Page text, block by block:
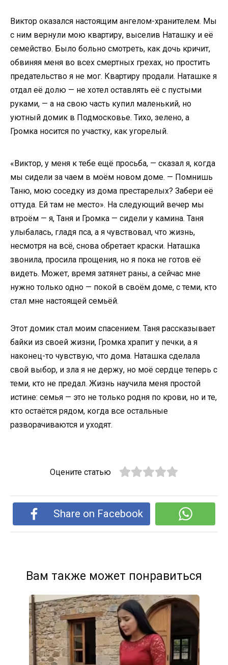
Виктор оказался настоящим ангелом-хранителем. Мы
с ним вернули мою квартиру, выселив Наташку и её
семейство. Было больно смотреть, как дочь кричит,
обвиняя меня во всех смертных грехах, но простить
предательство я не мог. Квартиру продали. Наташке я
отдал её долю — не хотел оставлять её с пустыми
руками, — а на свою часть купил маленький, но
уютный домик в Подмосковье. Тихо, зелено, а
Громка носится по участку, как угорелый.
«Виктор, у меня к тебе ещё просьба, — сказал я, когда
мы сидели за чаем в моём новом доме. — Помнишь
Таню, мою соседку из дома престарелых? Забери её
оттуда. Ей там не место». На следующий вечер мы
втроём — я, Таня и Громка — сидели у камина. Таня
улыбалась, гладя пса, а я чувствовал, что жизнь,
несмотря на всё, снова обретает краски. Наташка
звонила, просила прощения, но я пока не готов её
видеть. Может, время затянет раны, а сейчас мне
нужно только одно — покой в своём доме, с теми, кто
стал мне настоящей семьёй.
Этот домик стал моим спасением. Таня рассказывает
байки из своей жизни, Громка храпит у печки, а я
наконец-то чувствую, что дома. Наташка сделала
свой выбор, и зла я не держу, но моё сердце теперь с
теми, кто не предал. Жизнь научила меня простой
истине: семья — это не только родня по крови, но и те,
кто остаётся рядом, когда все остальные
разворачиваются и уходят.
Оцените статью
Share on Facebook
Вам также может понравиться